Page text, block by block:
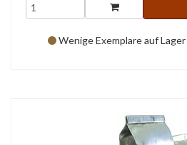
Wenige Exemplare auf